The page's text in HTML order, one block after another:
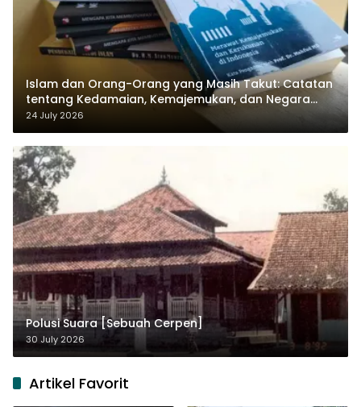
Islam dan Orang-Orang yang Masih Takut: Catatan
tentang Kedamaian, Kemajemukan, dan Negara
dalam Pemikiran Masykuri Abdillah
24 July 2026
Polusi Suara [Sebuah Cerpen]
30 July 2026
Artikel Favorit